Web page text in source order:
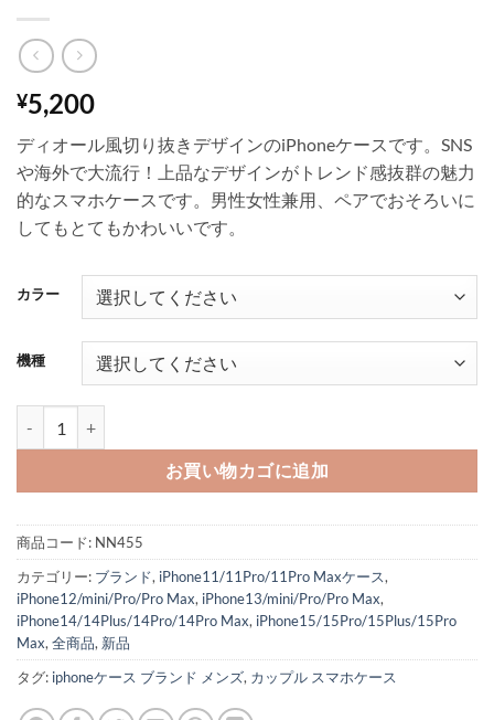
¥5,200
ディオール風切り抜きデザインのiPhoneケースです。SNS
や海外で大流行！上品なデザインがトレンド感抜群の魅力
的なスマホケースです。男性女性兼用、ペアでおそろいに
してもとてもかわいいです。
カラー
機種
お買い物カゴに追加
商品コード: NN455
カテゴリー: ブランド, iPhone11/11Pro/11Pro Maxケース,
iPhone12/mini/Pro/Pro Max, iPhone13/mini/Pro/Pro Max,
iPhone14/14Plus/14Pro/14Pro Max, iPhone15/15Pro/15Plus/15Pro
Max, 全商品, 新品
タグ: iphoneケース ブランド メンズ, カップル スマホケース